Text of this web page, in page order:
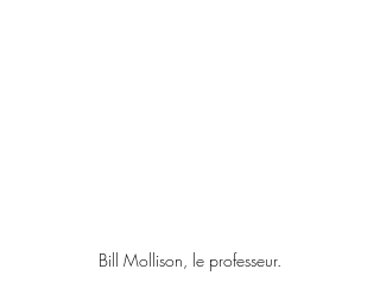
Bill Mollison, le professeur.